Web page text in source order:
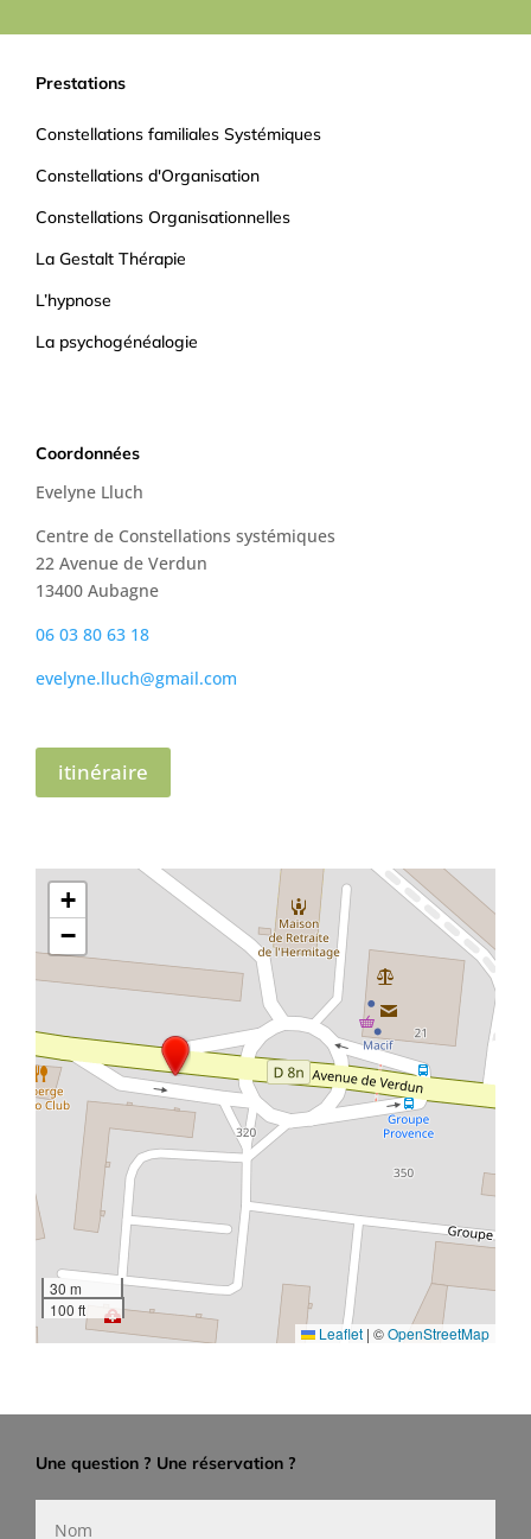
Prestations
Constellations familiales Systémiques
Constellations d'Organisation
Constellations Organisationnelles
La Gestalt Thérapie
L’hypnose
La psychogénéalogie
Coordonnées
Evelyne Lluch
Centre de Constellations systémiques
22 Avenue de Verdun
13400 Aubagne
06 03 80 63 18
evelyne.lluch@gmail.com
itinéraire
+
−
30 m
100 ft
Leaflet | ©OpenStreetMap
Une question ? Une réservation ?